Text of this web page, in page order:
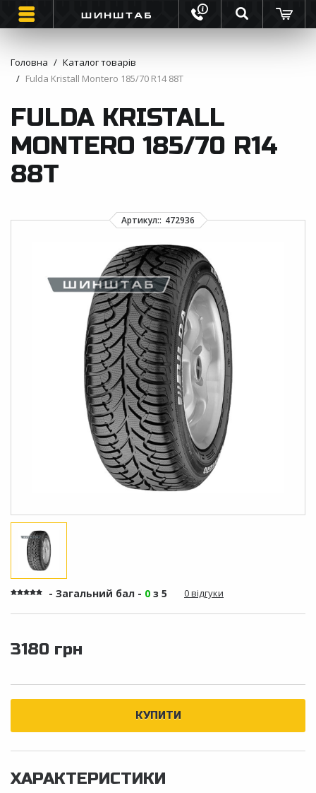
ШИНИ
ВАНТАЖНІ ШИНИ
МОТО ШИНИ
ІНФОРМАЦІЯ
ЗВОРОТНИЙ ДЗВІНОК
ВІДГУКИ ПРО ШИНИ
Головна
Каталог товарів
Fulda Kristall Montero 185/70 R14 88T
FULDA KRISTALL
MONTERO 185/70 R14
88T
- Загальний бал - 0 з 5 0 відгуки
3180 грн